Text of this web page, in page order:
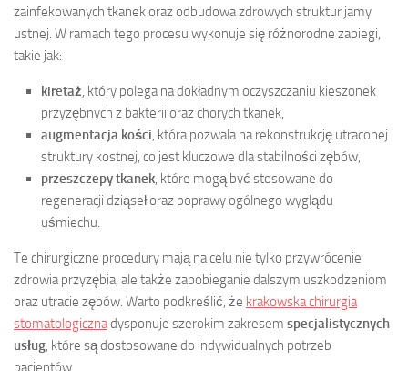
zainfekowanych tkanek oraz odbudowa zdrowych struktur jamy
ustnej. W ramach tego procesu wykonuje się różnorodne zabiegi,
takie jak:
kiretaż, który polega na dokładnym oczyszczaniu kieszonek
przyzębnych z bakterii oraz chorych tkanek,
augmentacja kości, która pozwala na rekonstrukcję utraconej
struktury kostnej, co jest kluczowe dla stabilności zębów,
przeszczepy tkanek, które mogą być stosowane do
regeneracji dziąseł oraz poprawy ogólnego wyglądu
uśmiechu.
Te chirurgiczne procedury mają na celu nie tylko przywrócenie
zdrowia przyzębia, ale także zapobieganie dalszym uszkodzeniom
oraz utracie zębów. Warto podkreślić, że krakowska chirurgia
stomatologicznadysponuje szerokim zakresem specjalistycznych
usług, które są dostosowane do indywidualnych potrzeb
pacjentów.